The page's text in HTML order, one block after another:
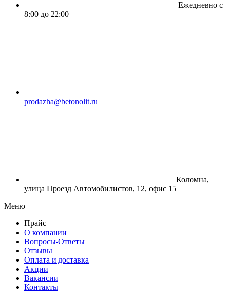
Ежедневно с
8:00 до 22:00
prodazha@betonolit.ru
Коломна,
улица Проезд Автомобилистов, 12, офис 15
Меню
Прайс
О компании
Вопросы-Ответы
Отзывы
Оплата и доставка
Акции
Вакансии
Контакты